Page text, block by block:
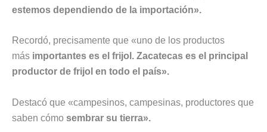
estemos dependiendo de la importación».
Recordó, precisamente que «uno de los productos
más importantes es el frijol. Zacatecas es el principal
productor de frijol en todo el país».
Destacó que «campesinos, campesinas, productores que
saben cómo sembrar su tierra».